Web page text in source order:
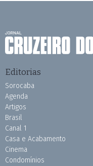
Editorias
Sorocaba
Agenda
Artigos
Brasil
Canal 1
Casa e Acabamento
Cinema
Condomínios